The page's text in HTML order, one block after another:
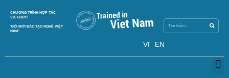
CHƯƠNG TRÌNH HỢP TÁC
VIỆT-ĐỨC
‘ĐỔI MỚI ĐÀO TẠO NGHỀ VIỆT
NAM’
VI EN